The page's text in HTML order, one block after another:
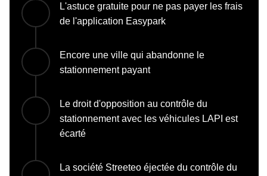
L'astuce gratuite pour ne pas payer les frais
de l'application Easypark
Encore une ville qui abandonne le
stationnement payant
Le droit d'opposition au contrôle du
stationnement avec les véhicules LAPI est
écarté
La société Streeteo éjectée du contrôle du